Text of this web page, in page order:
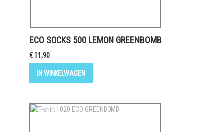
ECO SOCKS 500 LEMON GREENBOMB
€ 11,90
IN WINKELWAGEN